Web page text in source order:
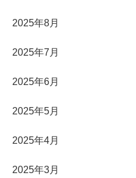
2025年8月
2025年7月
2025年6月
2025年5月
2025年4月
2025年3月